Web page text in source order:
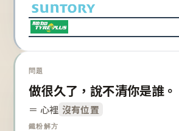
問題
做很久了，說不清你是誰。
＝ 心裡 沒有位置
鐵粉解方